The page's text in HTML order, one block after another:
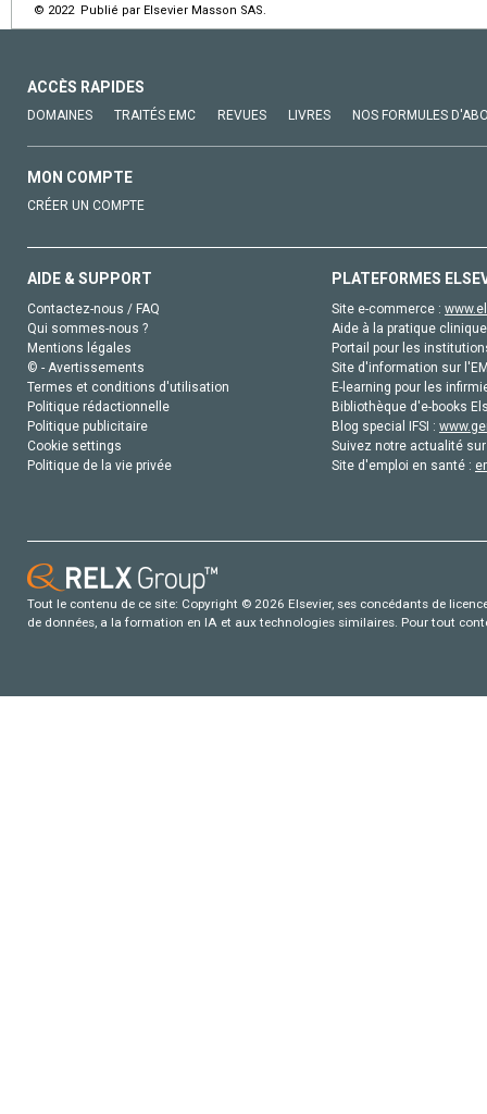
© 2022 Publié par Elsevier Masson SAS.
ACCÈS RAPIDES
DOMAINES TRAITÉS EMC REVUES LIVRES NOS FORMULES
MON COMPTE
CRÉER UN COMPTE
AIDE & SUPPORT
Contactez-nous / FAQ
Qui sommes-nous ?
Mentions légales
© - Avertissements
Termes et conditions d'utilisation
Politique rédactionnelle
Politique publicitaire
Cookie settings
Politique de la vie privée
PLATEFORMES
Site e-commerce :
Aide à la pratique
Portail pour les
Site d'information sur
E-learning pour les
Bibliothèque d'e-books
Blog special IFSI :
Suivez notre actualité
Site d'emploi en santé :
Tout le contenu de ce site: Copyright © 2026 Elsevier, ses concédants de
de données, a la formation en IA et aux technologies similaires. Pour tout